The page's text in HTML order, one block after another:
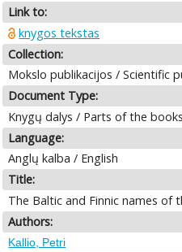
Link to:
knygos tekstas
Collection:
Mokslo publikacijos / Scientific
Document Type:
Knygų dalys / Parts of the books
Language:
Anglų kalba / English
Title:
The Baltic and Finnic names of
Authors:
Kallio, Petri